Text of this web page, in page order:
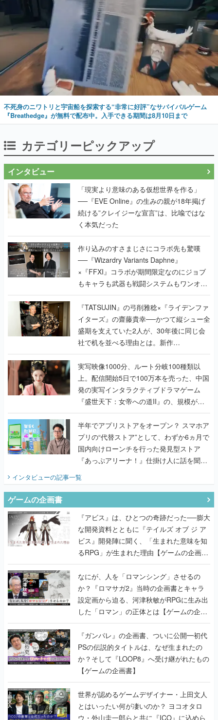
不死身のニワトリと宇宙船を探索する“非常に好評”なサバイバルゲーム
『Breathedge』が無料で配布中。入手できる期間は8月10日まで
カテゴリーピックアップ
インタビュー
「現実より意味のある仮想世界を作る」
──『EVE Online』の生みの親が18年掲げ
続ける”クレイジーな宣言”は、比喩ではな
く本気だった
作り込みのすさまじさにコラボ先も驚嘆
──『Wizardry Variants Daphne』
×『FFXI』コラボが期間限定なのにジョブ
もキャラも武器も戦闘システムもワンオフ
で作り込まれた理由を両ディレクターに聞
く
『TATSUJIN』の弓削雅稔×『ライデンファ
イターズ』の齋藤貴幸──かつて縦シュー全
盛期を支えていた2人が、30年後に同じ会
社で机を並べる理由とは。新作
『TATSUJIN EXTREME』で初タッグを組
んだレジェンド2人に訊く開発秘話
実写映像1000分、ルート分岐100種類以
上。配信開始5日で100万本を売った、中国
発の実写インタラクティブドラマゲーム
『盛世天下：女帝への道II』の、規模が違
うこだわりをプロデューサーに聞いた
半年でアプリストアをオープン？ スマホア
プリの“代替ストア”として、わずか6ヵ月で
国内向けローンチを行った発見型ストア
『あっぷアリーナ！』仕掛け人に話を聞い
インタビューの記事一覧
ゲームの企画書
『アビス』は、ひとつの奇跡だった──膨大
な開発資料とともに『テイルズ オブ ジ ア
ビス』開発陣に聞く、「生まれた意味を知
るRPG」が生まれた理由【ゲームの企画
書】
なにが、人を「ロマンシング」させるの
か？『ロマサガ2』当時の企画書とキャラ
設定画から迫る、河津秋敏がRPGに生み出
した「ロマン」の正体とは【ゲームの企画
書】
『ガンパレ』の企画書、ついに公開━初代
PSの伝説的タイトルは、なぜ生まれたの
か？そして『LOOP8』へ受け継がれたもの
【ゲームの企画書】
世界が認めるゲームデザイナー・上田文人
とはいったい何が凄いのか？ ヨコオタロ
ウ・外山圭一郎らと共に『ICO』に込めら